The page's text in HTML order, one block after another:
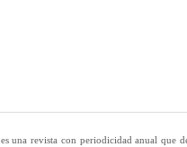
es una revista con periodicidad anual que